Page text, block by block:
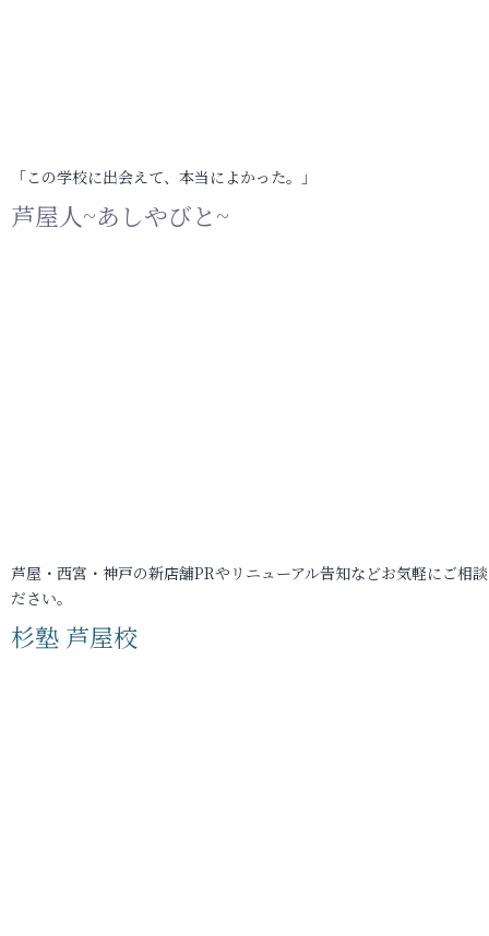
「この学校に出会えて、本当によかった。」
芦屋人~あしやびと~
芦屋・西宮・神戸の新店舗PRやリニューアル告知などお気軽にご相
ださい。
杉塾 芦屋校